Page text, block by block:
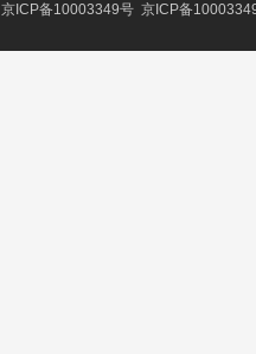
京ICP备10003349号 京ICP备